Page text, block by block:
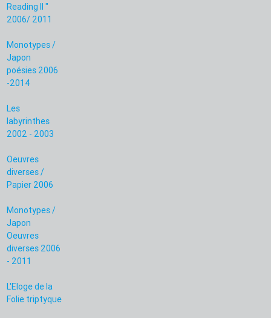
Reading II "
2006/ 2011
Monotypes /
Japon
poésies 2006
-2014
Les
labyrinthes
2002 - 2003
Oeuvres
diverses /
Papier 2006
Monotypes /
Japon
Oeuvres
diverses 2006
- 2011
L'Eloge de la
Folie triptyque